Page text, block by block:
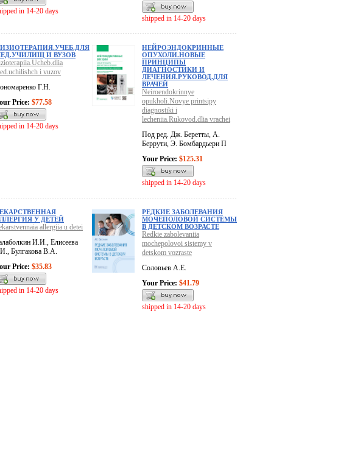
in 14-20 days
shipped in 14-20 days
И ВУЗОВ
i vuzov
Г.Н.
Price: $77.58
in 14-20 days
НЕЙРОЭНДОКРИННЫЕ
ОПУХОЛИ.НОВЫЕ
ПРИНЦИПЫ
ДИАГНОСТИКИ И
ЛЕЧЕНИЯ.РУКОВОД.ДЛЯ
ВРАЧЕЙ
Neiroendokrinnye
opukholi.Novye printsipy
diagnostiki i
lecheniia.Rukovod.dlia vrachei
Под ред. Дж. Беретты, А.
Беррути, Э. Бомбардьери П
Your Price: $125.31
shipped in 14-20 days
У ДЕТЕЙ
allergiia u detei
И.И., Елисеева
Булгакова В.А.
Price: $35.83
in 14-20 days
РЕДКИЕ ЗАБОЛЕВАНИЯ
МОЧЕПОЛОВОЙ СИСТЕМЫ
В ДЕТСКОМ ВОЗРАСТЕ
Redkie zabolevaniia
mochepolovoi sistemy v
detskom vozraste
Соловьев А.Е.
Your Price: $41.79
shipped in 14-20 days